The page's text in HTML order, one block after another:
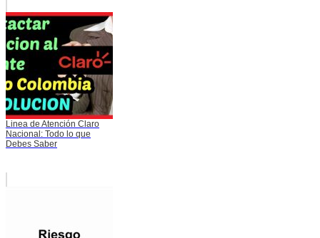
Linea de Atención Claro
Nacional: Todo lo que
Debes Saber